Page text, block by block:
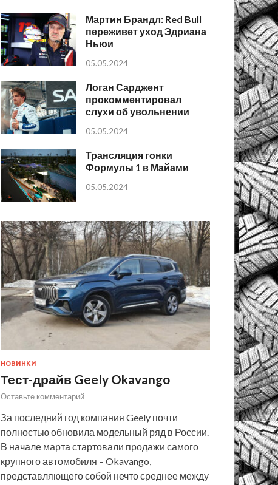
Мартин Брандл: Red Bull
переживет уход Эдриана
Ньюи
05.05.2024
Логан Сарджент
прокомментировал
слухи об увольнении
05.05.2024
Трансляция гонки
Формулы 1 в Майами
05.05.2024
НОВИНКИ
Тест-драйв Geely Okavango
Оставьте комментарий
За последний год компания Geely почти
полностью обновила модельный ряд в России.
В начале марта стартовали продажи самого
крупного автомобиля – Okavango,
представляющего собой нечто среднее между